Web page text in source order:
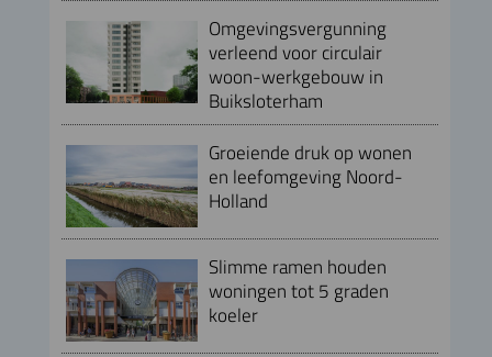
Omgevingsvergunning
verleend voor circulair
woon-werkgebouw in
Buiksloterham
Groeiende druk op wonen
en leefomgeving Noord-
Holland
Slimme ramen houden
woningen tot 5 graden
koeler